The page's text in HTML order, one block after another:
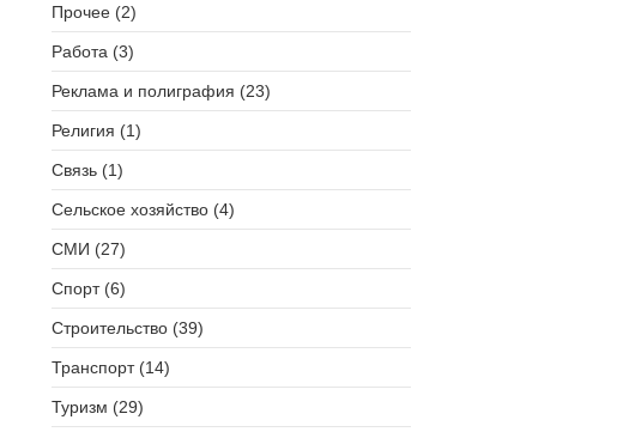
Прочее (2)
Работа (3)
Реклама и полиграфия (23)
Религия (1)
Связь (1)
Сельское хозяйство (4)
СМИ (27)
Спорт (6)
Строительство (39)
Транспорт (14)
Туризм (29)